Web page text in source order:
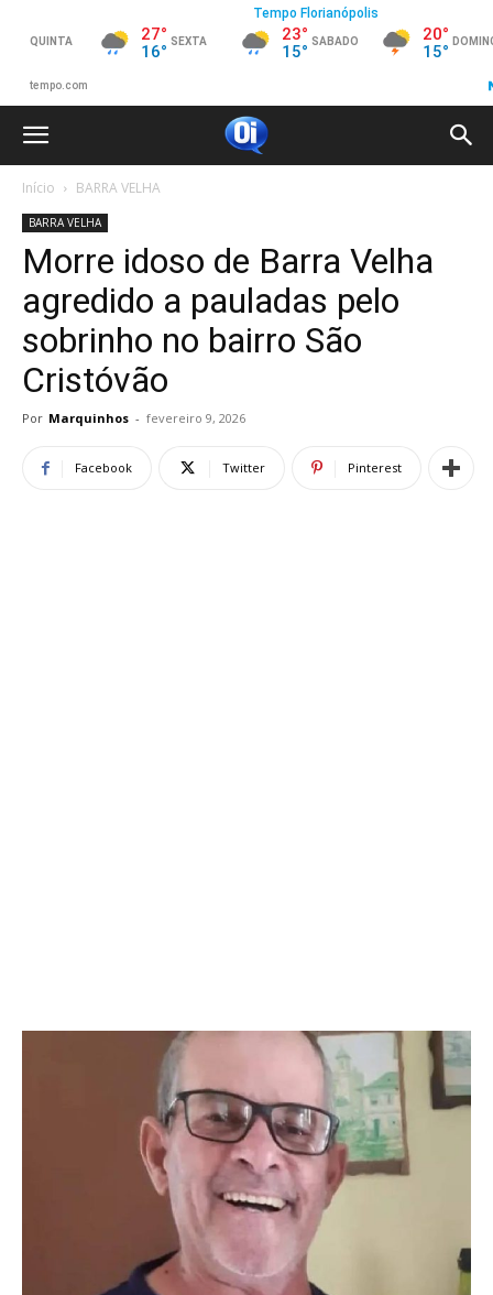
Início BARRA VELHA
BARRA VELHA
Morre idoso de Barra Velha
agredido a pauladas pelo
sobrinho no bairro São
Cristóvão
Por Marquinhos - fevereiro 9, 2026
Facebook Twitter Pinterest